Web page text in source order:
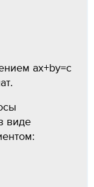
ax+by=c
виде